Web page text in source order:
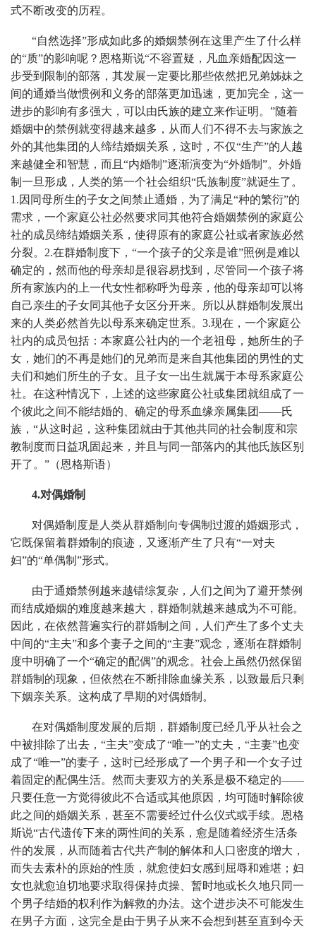
式不断改变的历程。
“自然选择”形成如此多的婚姻禁例在这里产生了什么样
的“质”的影响呢？恩格斯说“不容置疑，凡血亲婚配因这一
步受到限制的部落，其发展一定要比那些依然把兄弟姊妹之
间的通婚当做惯例和义务的部落更加迅速，更加完全，这一
进步的影响有多强大，可以由氏族的建立来作证明。”随着
婚姻中的禁例就变得越来越多，从而人们不得不去与家族之
外的其他集团的人缔结婚姻关系，这时，不仅“生产”的人越
来越健全和智慧，而且“内婚制”逐渐演变为“外婚制”。外婚
制一旦形成，人类的第一个社会组织“氏族制度”就诞生了。
1.因同母所生的子女之间禁止通婚，为了满足“种的繁衍”的
需求，一个家庭公社必然要求同其他符合婚姻禁例的家庭公
社的成员缔结婚姻关系，使得原有的家庭公社或者家族必然
分裂。2.在群婚制度下，“一个孩子的父亲是谁”照例是难以
确定的，然而他的母亲却是很容易找到，尽管同一个孩子将
所有家族内的上一代女性都称呼为母亲，他的母亲却可以将
自己亲生的子女同其他子女区分开来。所以从群婚制发展出
来的人类必然首先以母系来确定世系。3.现在，一个家庭公
社内的成员包括：本家庭公社内的一个老祖母，她所生的子
女，她们的不再是她们的兄弟而是来自其他集团的男性的丈
夫们和她们所生的子女。且子女一出生就属于本母系家庭公
社。在这种情况下，上述的这些家庭公社或集团就组成了一
个彼此之间不能结婚的、确定的母系血缘亲属集团——氏
族，“从这时起，这种集团就由于其他共同的社会制度和宗
教制度而日益巩固起来，并且与同一部落内的其他氏族区别
开了。”（恩格斯语）
4.对偶婚制
对偶婚制度是人类从群婚制向专偶制过渡的婚姻形式，
它既保留着群婚制的痕迹，又逐渐产生了只有“一对夫
妇”的“单偶制”形式。
由于通婚禁例越来越错综复杂，人们之间为了避开禁例
而结成婚姻的难度越来越大，群婚制就越来越成为不可能。
因此，在依然普遍实行的群婚制之间，人们产生了多个丈夫
中间的“主夫”和多个妻子之间的“主妻”观念，逐渐在群婚制
度中明确了一个“确定的配偶”的观念。社会上虽然仍然保留
群婚制的现象，但依然在不断排除血缘关系，以致最后只剩
下姻亲关系。这构成了早期的对偶婚制。
在对偶婚制度发展的后期，群婚制度已经几乎从社会之
中被排除了出去，“主夫”变成了“唯一”的丈夫，“主妻”也变
成了“唯一”的妻子，这时已经形成了一个男子和一个女子过
着固定的配偶生活。然而夫妻双方的关系是极不稳定的——
只要任意一方觉得彼此不合适或其他原因，均可随时解除彼
此之间的婚姻关系，甚至不需要经过什么仪式或手续。恩格
斯说“古代遗传下来的两性间的关系，愈是随着经济生活条
件的发展，从而随着古代共产制的解体和人口密度的增大，
而失去素朴的原始的性质，就愈使妇女感到屈辱和难堪；妇
女也就愈迫切地要求取得保持贞操、暂时地或长久地只同一
个男子结婚的权利作为解救的办法。这个进步决不可能发生
在男子方面，这完全是由于男子从来不会想到甚至直到今天